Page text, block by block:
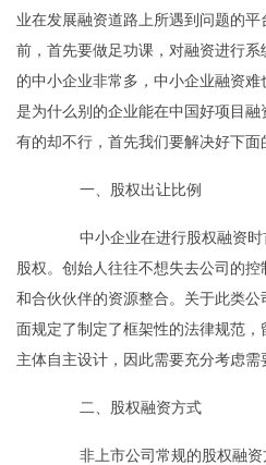
业在发展融资道路上所遇到问题的
前，首先要做足功课，对融资进行
的中小企业非常多，中小企业融资
是为什么别的企业能在中国好项目
有的却不行，首先我们要解决好下面
一、股权出让比例
中小企业在进行股权融资时
股权。创始人往往不想失去公司的
和合伙伙伴的资源整合。关于此类
面规定了制定了框架性的法律规范
主体自主设计，因此需要充分考虑需
二、股权融资方式
非上市公司常规的股权融资